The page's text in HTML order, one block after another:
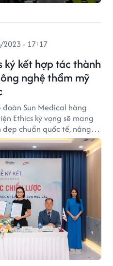
ký kết hợp tác thành
nghệ thẩm mỹ
2023 - 17:17
Sun Medical hàng
Ethics kỳ vọng sẽ mang
chuẩn quốc tế, nâng